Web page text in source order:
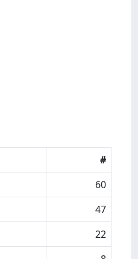
#
60
47
22